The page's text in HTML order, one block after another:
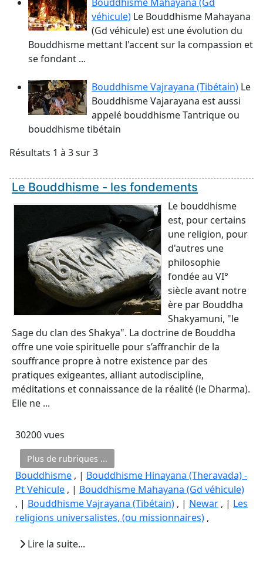
véhicule) Le Bouddhisme Mahayana
(Gd véhicule) est une évolution du
Bouddhisme mettant l'accent sur la compassion et
se fondant ...
Bouddhisme Vajrayana (Tibétain) Le
Bouddhisme Vajarayana est aussi
appelé bouddhisme Tantrique ou
bouddhisme tibétain
Résultats 1 à 3 sur 3
Le Bouddhisme - les fondements
Le bouddhisme
est, pour certains
une religion, pour
d'autres une
philosophie
fondée au VI°
siècle avant notre
ère par Bouddha
Shakyamuni, "le
Sage du clan des Shakya". La doctrine de Bouddha
offre une voie spirituelle pour s’affranchir de la
souffrance propre à notre existence par des
pratiques exigeantes, alliant autodiscipline,
méditations et connaissance de la réalité (le Dharma).
Elle ne ...
30200 vues
Plus de rubriques ...
Bouddhisme , | Bouddhisme Hinayana (Theravada) -
Pt Vehicule , | Bouddhisme Mahayana (Gd véhicule)
, | Bouddhisme Vajrayana (Tibétain) , | Newar , | Les
religions universalistes, (ou missionnaires) ,
Lire la suite...